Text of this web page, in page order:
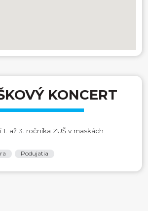
KONCERT
1. až 3. ročníka ZUŠ v maskách
Podujatia